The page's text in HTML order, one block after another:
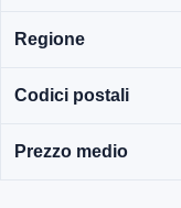
Regione
Codici postali
Prezzo medio